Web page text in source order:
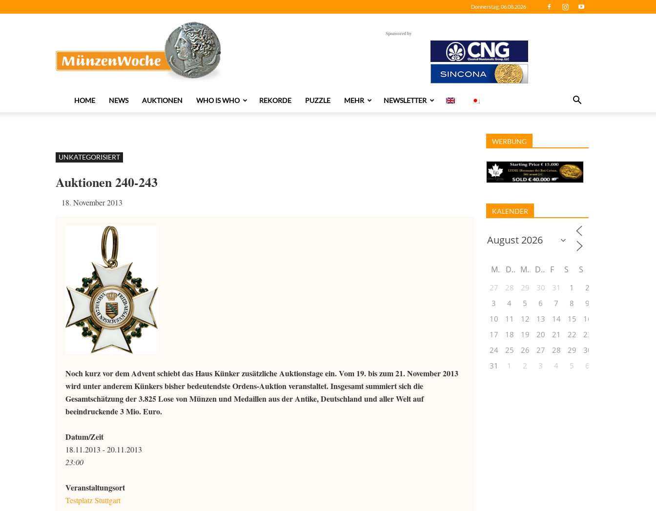
Donnerstag, 06.08.2026
Sponsored by
HOME NEWS AUKTIONEN WHO IS WHO REKORDE PUZZLE MEHR NEWSLETTER
UNKATEGORISIERT
Auktionen 240-243
18. November 2013
Noch kurz vor dem Advent schiebt das Haus Künker zusätzliche Auktionstage ein. Vom 19. bis zum 21. November 2013
wird unter anderem Künkers bisher bedeutendste Ordens-Auktion veranstaltet. Insgesamt summiert sich die
Gesamtschätzung der 3.825 Lose von Münzen und Medaillen aus der Antike, Deutschland und aller Welt auf
beeindruckende 3 Mio. Euro.
Datum/Zeit
18.11.2013 - 20.11.2013
23:00
Veranstaltungsort
Testplatz Stuttgart
WERBUNG
KALENDER
M D M D F S S
27 28 29 30 31 1
2
3
4 5 6 7 8
9
10
11 12 13 14 15
16
17
18 19 20 21 22
23
24
25 26 27 28 29
30
31
1 2 3 4 5 6